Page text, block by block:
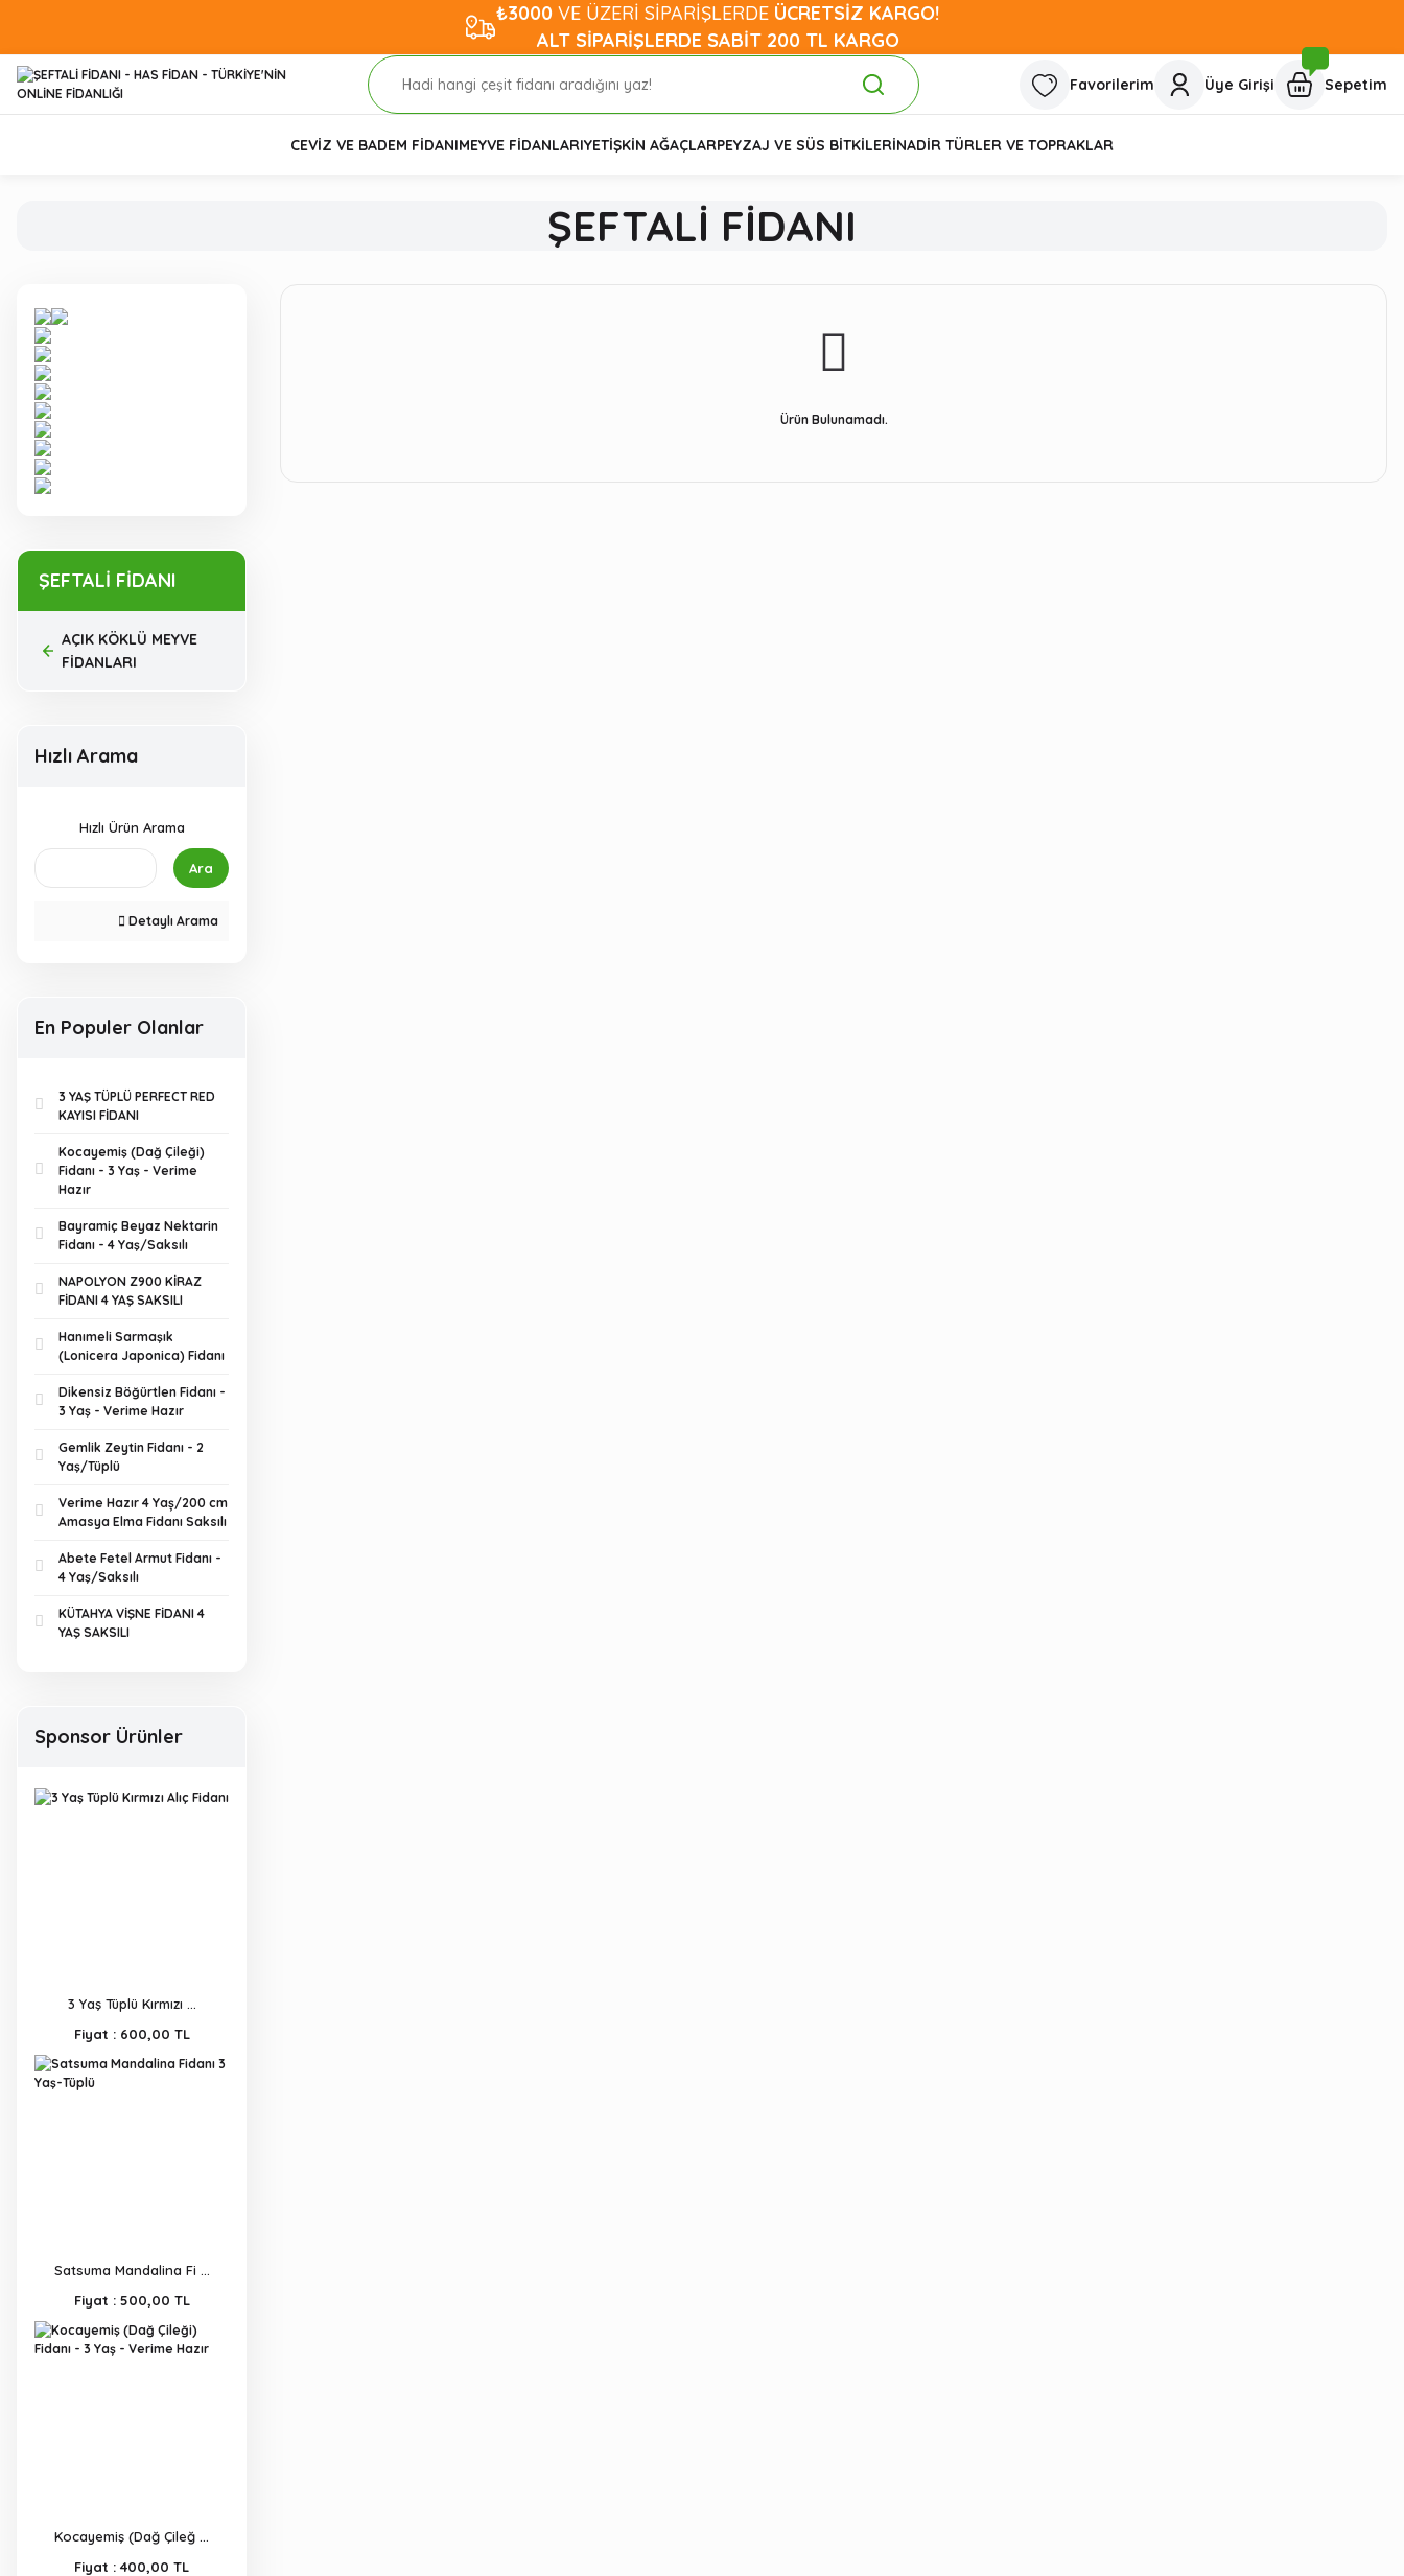
₺3000 VE ÜZERİ SİPARİŞLERDE ÜCRETSİZ KARGO!
ALT SİPARİŞLERDE SABİT 200 TL KARGO
Favorilerim Üye Girişi Sepetim
CEVİZ VE BADEM FİDANIMEYVE FİDANLARIYETİŞKİN AĞAÇLARPEYZAJ VE SÜS BİTKİLERİNADİR TÜRLER VE TOPRAKLAR
ŞEFTALİ FİDANI
ŞEFTALİ FİDANI
AÇIK KÖKLÜ MEYVE
FİDANLARI
Hızlı Arama
Hızlı Ürün Arama
Ara
Detaylı Arama
En Populer Olanlar
3 YAŞ TÜPLÜ PERFECT RED
KAYISI FİDANI
Kocayemiş (Dağ Çileği)
Fidanı - 3 Yaş - Verime
Hazır
Bayramiç Beyaz Nektarin
Fidanı - 4 Yaş/Saksılı
NAPOLYON Z900 KİRAZ
FİDANI 4 YAŞ SAKSILI
Hanımeli Sarmaşık
(Lonicera Japonica) Fidanı
Dikensiz Böğürtlen Fidanı -
3 Yaş - Verime Hazır
Gemlik Zeytin Fidanı - 2
Yaş/Tüplü
Verime Hazır 4 Yaș/200 cm
Amasya Elma Fidanı Saksılı
Abete Fetel Armut Fidanı -
4 Yaş/Saksılı
KÜTAHYA VİŞNE FİDANI 4
YAŞ SAKSILI
Sponsor Ürünler
3 Yaş Tüplü Kırmızı ...
Fiyat : 600,00 TL
Satsuma Mandalina Fi ...
Fiyat : 500,00 TL
Kocayemiş (Dağ Çileğ ...
Fiyat : 400,00 TL
Ürün Bulunamadı.